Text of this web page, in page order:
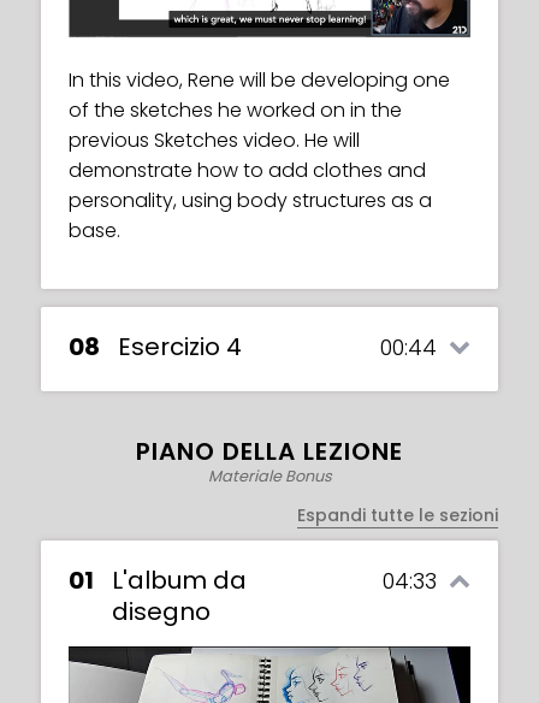
In this video, Rene will be developing one
of the sketches he worked on in the
previous Sketches video. He will
demonstrate how to add clothes and
personality, using body structures as a
base.
08 Esercizio 4 00:44
PIANO DELLA LEZIONE
Materiale Bonus
Espandi tutte le sezioni
01
L'album da
disegno
04:33